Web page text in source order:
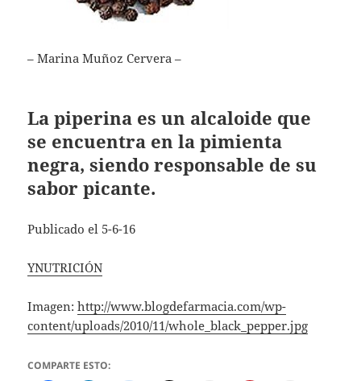
– Marina Muñoz Cervera –
La piperina es un alcaloide que
se encuentra en la pimienta
negra, siendo responsable de su
sabor picante.
Publicado el 5-6-16
YNUTRICIÓN
Imagen:http://www.blogdefarmacia.com/wp-
content/uploads/2010/11/whole_black_pepper.jpg
COMPARTE ESTO: